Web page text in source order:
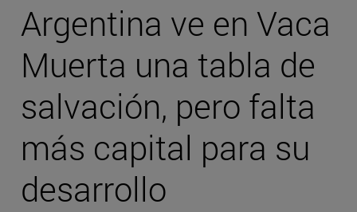
Argentina ve en Vaca
Muerta una tabla de
salvación, pero falta
más capital para su
desarrollo